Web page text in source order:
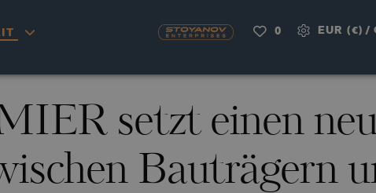
0 EUR (€) /
setzt einen
Bauträgern